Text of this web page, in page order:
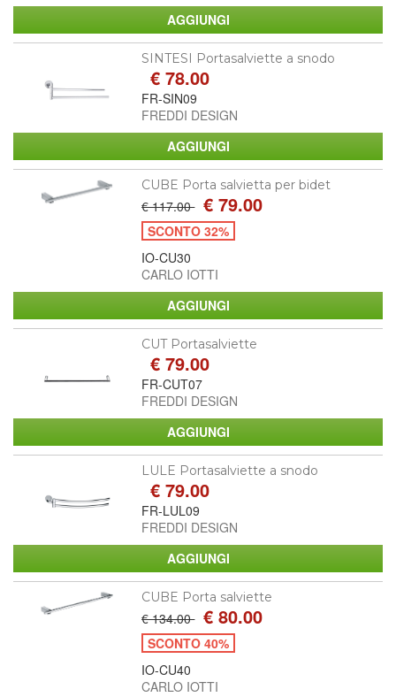
SINTESI Portasalviette a snodo
€ 78.00
FR-SIN09
FREDDI DESIGN
CUBE Porta salvietta per bidet
€ 117.00 € 79.00
SCONTO 32%
IO-CU30
CARLO IOTTI
CUT Portasalviette
€ 79.00
FR-CUT07
FREDDI DESIGN
LULE Portasalviette a snodo
€ 79.00
FR-LUL09
FREDDI DESIGN
CUBE Porta salviette
€ 134.00 € 80.00
SCONTO 40%
IO-CU40
CARLO IOTTI